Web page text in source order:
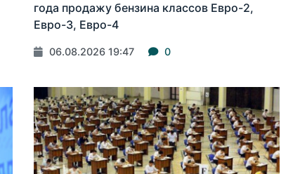
года продажу бензина классов Евро-2,
Евро-3, Евро-4
06.08.2026 19:47 0